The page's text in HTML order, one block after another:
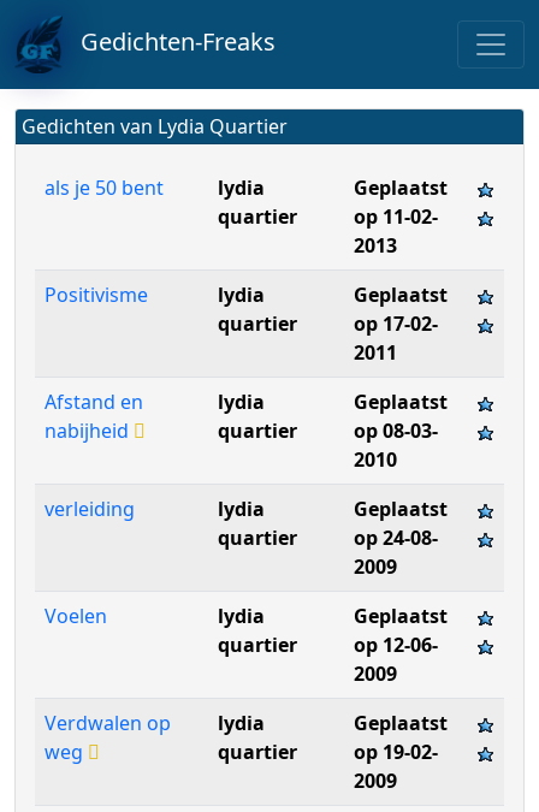
Gedichten-Freaks
Gedichten van Lydia Quartier
als je 50 bent
lydia
quartier
Geplaatst
op 11-02-
2013
Positivisme
lydia
quartier
Geplaatst
op 17-02-
2011
Afstand en
nabijheid
lydia
quartier
Geplaatst
op 08-03-
2010
verleiding
lydia
quartier
Geplaatst
op 24-08-
2009
Voelen
lydia
quartier
Geplaatst
op 12-06-
2009
Verdwalen op
weg
lydia
quartier
Geplaatst
op 19-02-
2009